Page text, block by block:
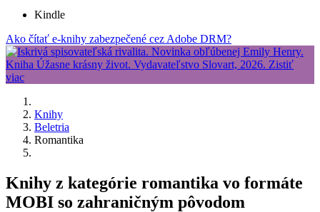
Kindle
Ako čítať e-knihy zabezpečené cez Adobe DRM?
Knihy
Beletria
Romantika
Knihy z kategórie romantika vo formáte
MOBI so zahraničným pôvodom